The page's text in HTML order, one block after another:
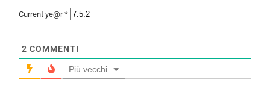
Current ye@r*
2 COMMENTI
Più vecchi